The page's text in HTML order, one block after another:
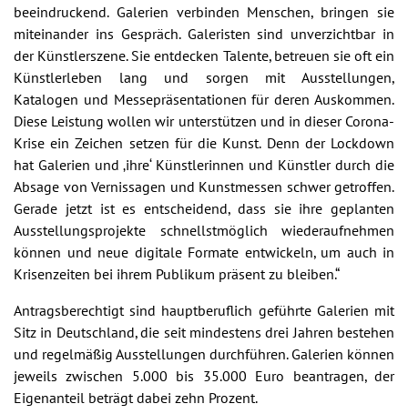
beeindruckend. Galerien verbinden Menschen, bringen sie
miteinander ins Gespräch. Galeristen sind unverzichtbar in
der Künstlerszene. Sie entdecken Talente, betreuen sie oft ein
Künstlerleben lang und sorgen mit Ausstellungen,
Katalogen und Messepräsentationen für deren Auskommen.
Diese Leistung wollen wir unterstützen und in dieser Corona-
Krise ein Zeichen setzen für die Kunst. Denn der Lockdown
hat Galerien und ‚ihre‘ Künstlerinnen und Künstler durch die
Absage von Vernissagen und Kunstmessen schwer getroffen.
Gerade jetzt ist es entscheidend, dass sie ihre geplanten
Ausstellungsprojekte schnellstmöglich wiederaufnehmen
können und neue digitale Formate entwickeln, um auch in
Krisenzeiten bei ihrem Publikum präsent zu bleiben.“
Antragsberechtigt sind hauptberuflich geführte Galerien mit
Sitz in Deutschland, die seit mindestens drei Jahren bestehen
und regelmäßig Ausstellungen durchführen. Galerien können
jeweils zwischen 5.000 bis 35.000 Euro beantragen, der
Eigenanteil beträgt dabei zehn Prozent.